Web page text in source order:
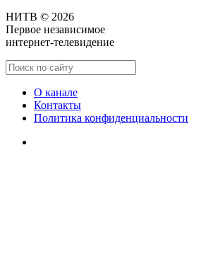
НИТВ © 2026
Первое независимое
интернет-телевидение
О канале
Контакты
Политика конфиденциальности